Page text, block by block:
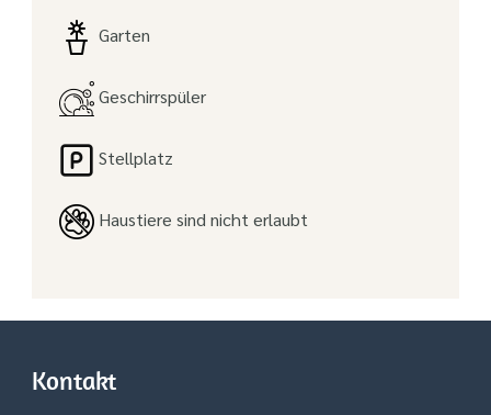
Garten
Geschirrspüler
Stellplatz
Haustiere sind nicht erlaubt
Kontakt